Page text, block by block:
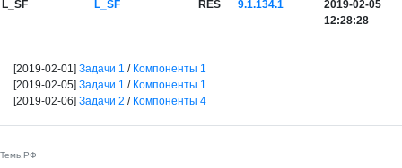
L_SF L_SF RES 9.1.134.1
2019-02-05
12:28:28
[2019-02-01] Задачи 1 / Компоненты 1
[2019-02-05] Задачи 1 / Компоненты 1
[2019-02-06] Задачи 2 / Компоненты 4
Темь.РФ